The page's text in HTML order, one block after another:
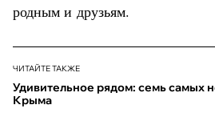
родным и друзьям.
ЧИТАЙТЕ ТАКЖЕ
Удивительное рядом: семь самых
Крыма